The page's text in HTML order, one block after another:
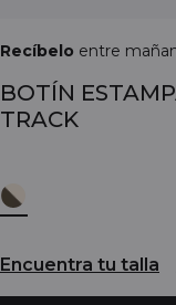
Recíbelo entre
BOTÍN
TRACK
Encuentra tu talla